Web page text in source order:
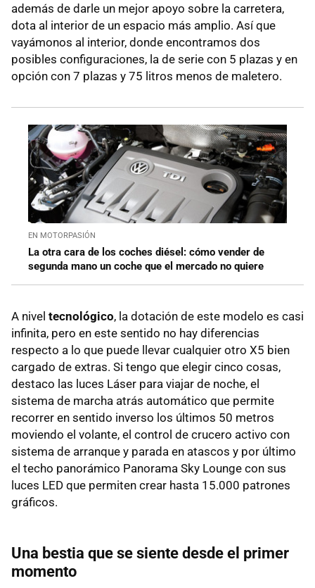
además de darle un mejor apoyo sobre la carretera,
dota al interior de un espacio más amplio. Así que
vayámonos al interior, donde encontramos dos
posibles configuraciones, la de serie con 5 plazas y en
opción con 7 plazas y 75 litros menos de maletero.
EN MOTORPASIÓN
La otra cara de los coches diésel: cómo vender de
segunda mano un coche que el mercado no quiere
A nivel tecnológico, la dotación de este modelo es casi
infinita, pero en este sentido no hay diferencias
respecto a lo que puede llevar cualquier otro X5 bien
cargado de extras. Si tengo que elegir cinco cosas,
destaco las luces Láser para viajar de noche, el
sistema de marcha atrás automático que permite
recorrer en sentido inverso los últimos 50 metros
moviendo el volante, el control de crucero activo con
sistema de arranque y parada en atascos y por último
el techo panorámico Panorama Sky Lounge con sus
luces LED que permiten crear hasta 15.000 patrones
gráficos.
Una bestia que se siente desde el primer
momento